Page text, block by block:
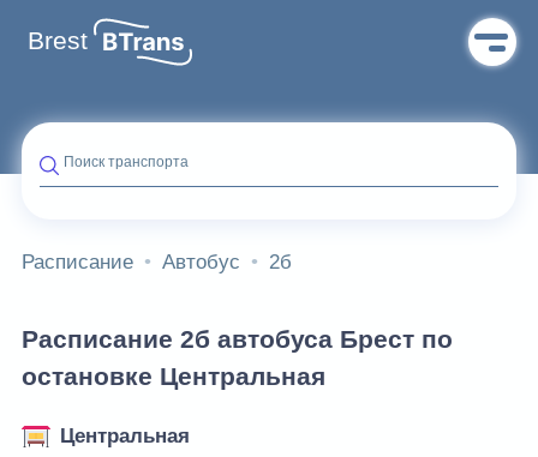
Brest
Поиск транспорта
Расписание Автобус 2б
Расписание 2б автобуса Брест по
остановке Центральная
Центральная